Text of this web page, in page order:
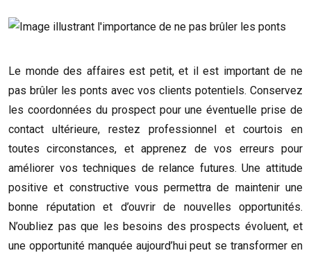
Le monde des affaires est petit, et il est important de ne
pas brûler les ponts avec vos clients potentiels. Conservez
les coordonnées du prospect pour une éventuelle prise de
contact ultérieure, restez professionnel et courtois en
toutes circonstances, et apprenez de vos erreurs pour
améliorer vos techniques de relance futures. Une attitude
positive et constructive vous permettra de maintenir une
bonne réputation et d’ouvrir de nouvelles opportunités.
N’oubliez pas que les besoins des prospects évoluent, et
une opportunité manquée aujourd’hui peut se transformer en